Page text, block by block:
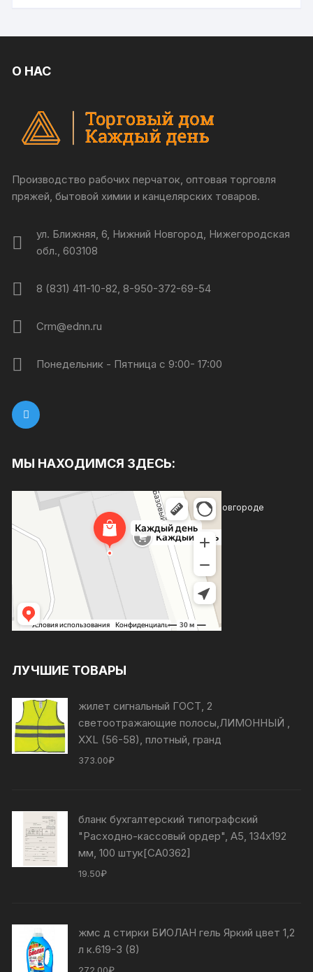
О НАС
Производство рабочих перчаток, оптовая торговля
пряжей, бытовой химии и канцелярских товаров.
ул. Ближняя, 6, Нижний Новгород, Нижегородская
обл., 603108
8 (831) 411-10-82, 8-950-372-69-54
Crm@ednn.ru
Понедельник - Пятница с 9:00- 17:00
МЫ НАХОДИМСЯ ЗДЕСЬ:
Каждый день
Магазин хозтоваров и бытовой химии в Нижнем Новгороде
Товары для дома в Нижнем Новгороде
ЛУЧШИЕ ТОВАРЫ
жилет сигнальный ГОСТ, 2
светоотражающие полосы,ЛИМОННЫЙ ,
XXL (56-58), плотный, гранд
373.00₽
бланк бухгалтерский типографский
"Расходно-кассовый ордер", А5, 134х192
мм, 100 штук[СА0362]
19.50₽
жмс д стирки БИОЛАН гель Яркий цвет 1,2
л к.619-3 (8)